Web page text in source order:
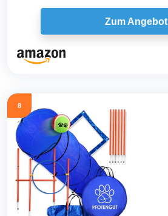
Zum Angebot
8